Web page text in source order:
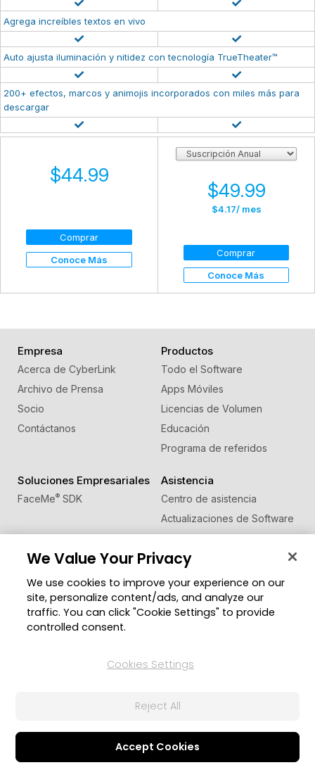
Agrega increíbles textos en vivo
Auto ajusta iluminación y nitidez con tecnología TrueTheater™
200+ efectos, marcos y animojis incorporados con miles más para
descargar
$44.99
Comprar
Conoce Más
$49.99
$4.17/ mes
Comprar
Conoce Más
Empresa
Acerca de CyberLink
Archivo de Prensa
Socio
Contáctanos
Productos
Todo el Software
Apps Móviles
Licencias de Volumen
Educación
Programa de referidos
Soluciones Empresariales
FaceMe® SDK
Asistencia
Centro de asistencia
Actualizaciones de Software
Centro de Aprendizaje
Zona de Miembros
Blog
Cambiar región
Configuración de cookies
We Value Your Privacy
We use cookies to improve your experience on our
site, personalize content/ads, and analyze our
traffic. You can click "Cookie Settings" to provide
controlled consent.
Cookies Settings
Reject All
Accept Cookies